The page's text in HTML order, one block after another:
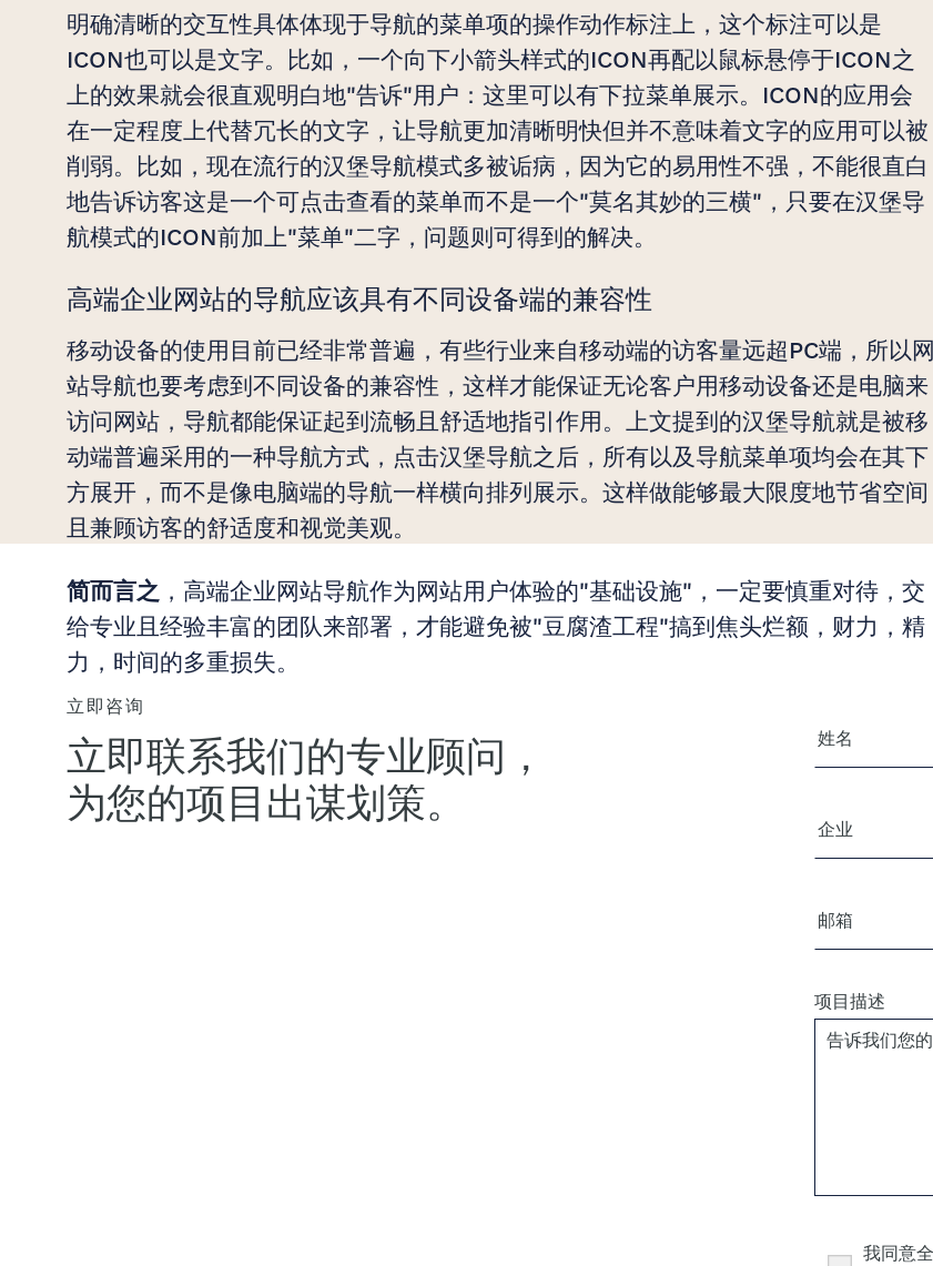
明确清晰的交互性具体体现于导航的菜单项的操作动作标注上，这个标注可以是
ICON也可以是文字。比如，一个向下小箭头样式的ICON再配以鼠标悬停于ICON之
上的效果就会很直观明白地"告诉"用户：这里可以有下拉菜单展示。ICON的应用会
在一定程度上代替冗长的文字，让导航更加清晰明快但并不意味着文字的应用可以被
削弱。比如，现在流行的汉堡导航模式多被诟病，因为它的易用性不强，不能很直白
地告诉访客这是一个可点击查看的菜单而不是一个"莫名其妙的三横"，只要在汉堡导
航模式的ICON前加上"菜单"二字，问题则可得到的解决。
高端企业网站的导航应该具有不同设备端的兼容性
移动设备的使用目前已经非常普遍，有些行业来自移动端的访客量远超PC端，所以网
站导航也要考虑到不同设备的兼容性，这样才能保证无论客户用移动设备还是电脑来
访问网站，导航都能保证起到流畅且舒适地指引作用。上文提到的汉堡导航就是被移
动端普遍采用的一种导航方式，点击汉堡导航之后，所有以及导航菜单项均会在其下
方展开，而不是像电脑端的导航一样横向排列展示。这样做能够最大限度地节省空间
且兼顾访客的舒适度和视觉美观。
简而言之 ，高端企业网站导航作为网站用户体验的"基础设施"，一定要慎重对待，交
给专业且经验丰富的团队来部署，才能避免被"豆腐渣工程"搞到焦头烂额，财力，精
力，时间的多重损失。
立即咨询
立即联系我们的专业顾问，
为您的项目出谋划策。
项目描述
Consent我同意